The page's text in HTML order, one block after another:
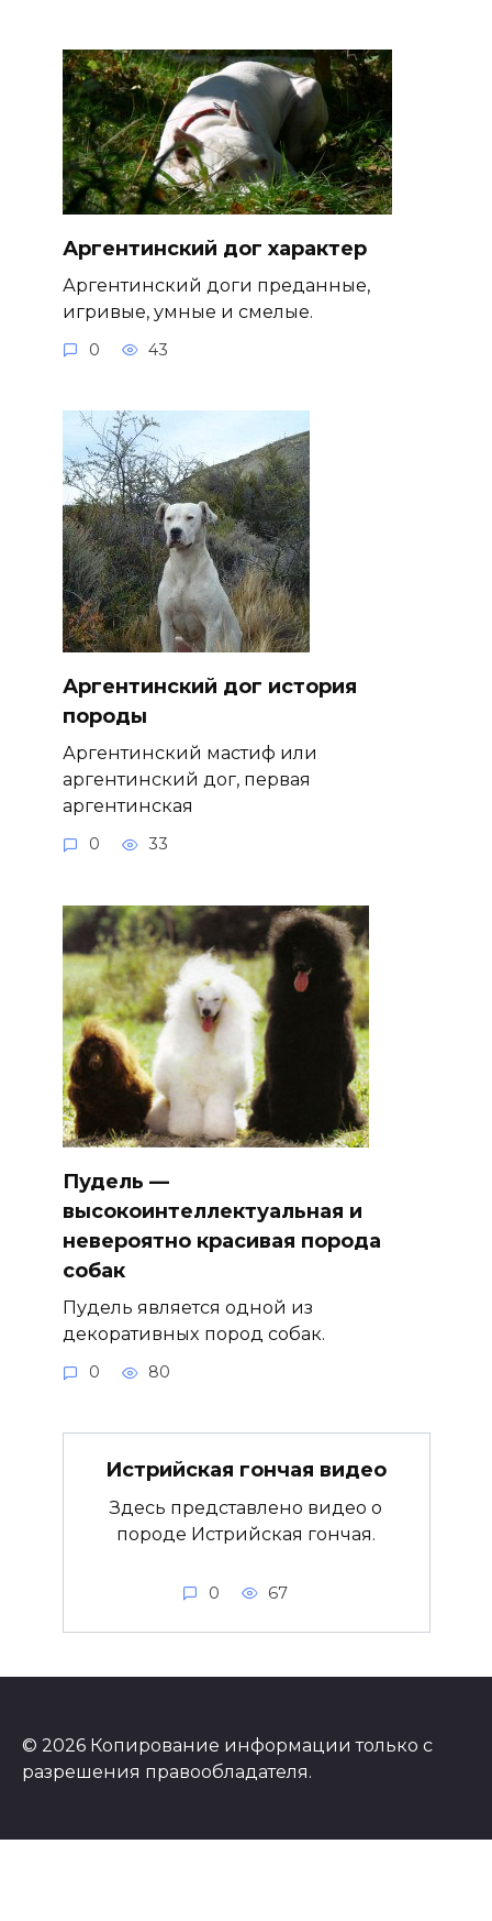
Аргентинский дог характер
Аргентинский доги преданные,
игривые, умные и смелые.
0 43
Аргентинский дог история
породы
Аргентинский мастиф или
аргентинский дог, первая
аргентинская
0 33
Пудель —
высокоинтеллектуальная и
невероятно красивая порода
собак
Пудель является одной из
декоративных пород собак.
0 80
Истрийская гончая видео
Здесь представлено видео о
породе Истрийская гончая.
0 67
© 2026 Копирование информации только с
разрешения правообладателя.